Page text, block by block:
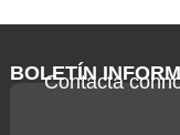
BOLETÍN
Contacta